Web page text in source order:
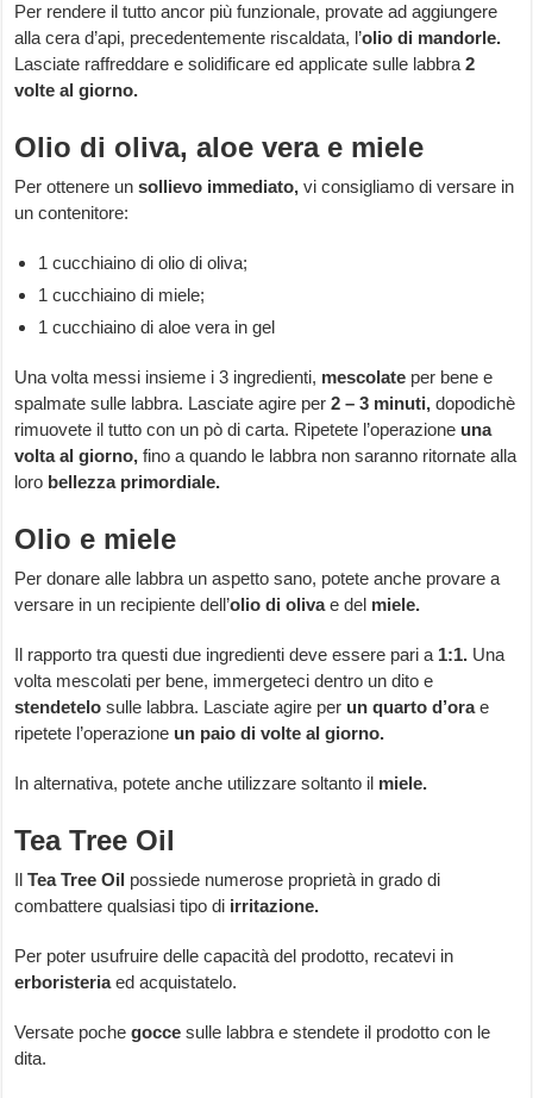
Per rendere il tutto ancor più funzionale, provate ad aggiungere
alla cera d’api, precedentemente riscaldata, l’olio di mandorle.
Lasciate raffreddare e solidificare ed applicate sulle labbra 2
volte al giorno.
Olio di oliva, aloe vera e miele
Per ottenere un sollievo immediato, vi consigliamo di versare in
un contenitore:
1 cucchiaino di olio di oliva;
1 cucchiaino di miele;
1 cucchiaino di aloe vera in gel
Una volta messi insieme i 3 ingredienti, mescolate per bene e
spalmate sulle labbra. Lasciate agire per 2 – 3 minuti, dopodichè
rimuovete il tutto con un pò di carta. Ripetete l’operazione una
volta al giorno, fino a quando le labbra non saranno ritornate alla
loro bellezza primordiale.
Olio e miele
Per donare alle labbra un aspetto sano, potete anche provare a
versare in un recipiente dell’olio di olivae del miele.
Il rapporto tra questi due ingredienti deve essere pari a 1:1. Una
volta mescolati per bene, immergeteci dentro un dito e
stendetelo sulle labbra. Lasciate agire per un quarto d’orae
ripetete l’operazione un paio di volte al giorno.
In alternativa, potete anche utilizzare soltanto il miele.
Tea Tree Oil
IlTea Tree Oil possiede numerose proprietà in grado di
combattere qualsiasi tipo di irritazione.
Per poter usufruire delle capacità del prodotto, recatevi in
erboristeriaed acquistatelo.
Versate poche gocce sulle labbra e stendete il prodotto con le
dita.